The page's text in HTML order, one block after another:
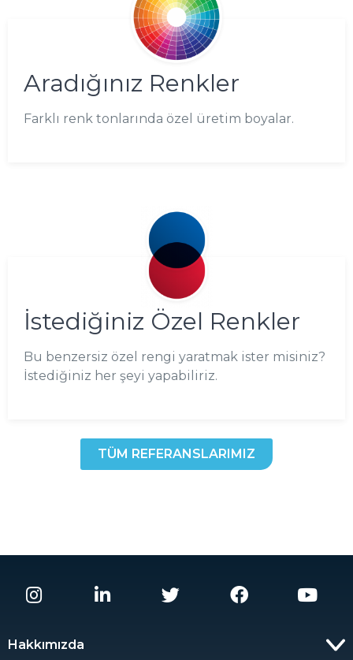
Aradığınız Renkler
Farklı renk tonlarında özel üretim boyalar.
İstediğiniz Özel Renkler
Bu benzersiz özel rengi yaratmak ister misiniz?
İstediğiniz her şeyi yapabiliriz.
TÜM REFERANSLARIMIZ
Hakkımızda